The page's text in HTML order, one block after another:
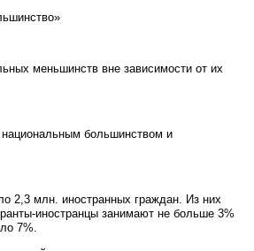
меньшинств вне зависимости от их
большинством и
2,3 млн. иностранных граждан. Из них
иностранцы занимают не больше 3%
7%.